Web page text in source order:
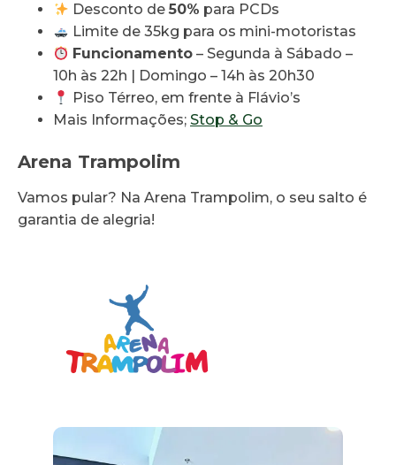
Desconto de50% para PCDs
Limite de 35kg para os mini-motoristas
Funcionamento – Segunda à Sábado –
10h às 22h | Domingo – 14h às 20h30
Piso Térreo, em frente à Flávio’s
Mais Informações; Stop & Go
Arena Trampolim
Vamos pular? Na Arena Trampolim, o seu salto é
garantia de alegria!